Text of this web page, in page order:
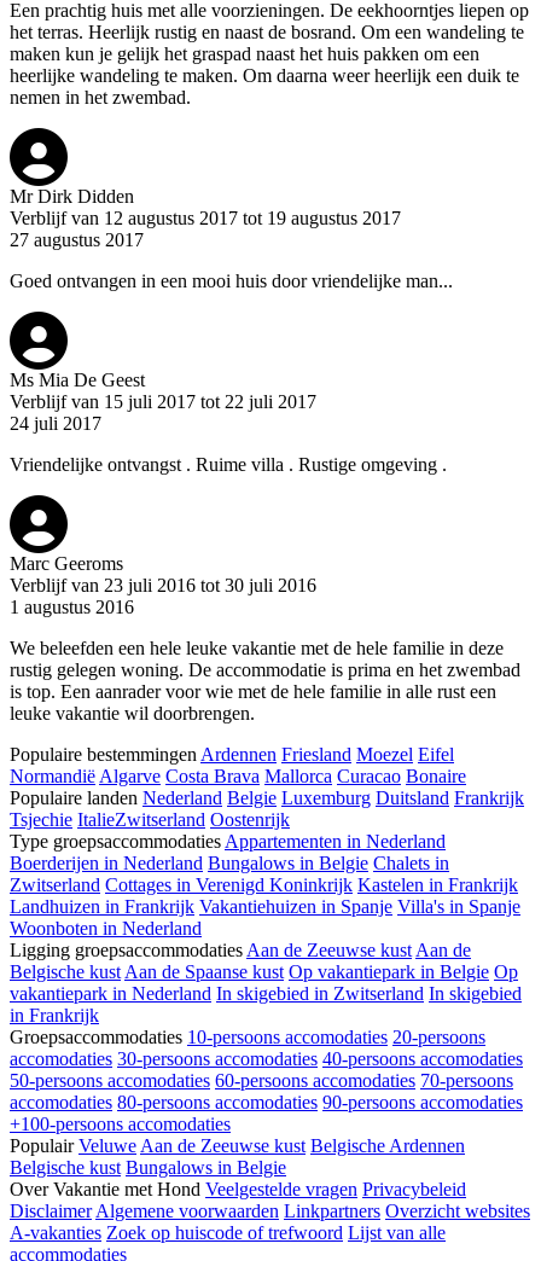
Een prachtig huis met alle voorzieningen. De eekhoorntjes liepen op
het terras. Heerlijk rustig en naast de bosrand. Om een wandeling te
maken kun je gelijk het graspad naast het huis pakken om een
heerlijke wandeling te maken. Om daarna weer heerlijk een duik te
nemen in het zwembad.
Mr Dirk Didden
Verblijf van 12 augustus 2017 tot 19 augustus 2017
27 augustus 2017
Goed ontvangen in een mooi huis door vriendelijke man...
Ms Mia De Geest
Verblijf van 15 juli 2017 tot 22 juli 2017
24 juli 2017
Vriendelijke ontvangst . Ruime villa . Rustige omgeving .
Marc Geeroms
Verblijf van 23 juli 2016 tot 30 juli 2016
1 augustus 2016
We beleefden een hele leuke vakantie met de hele familie in deze
rustig gelegen woning. De accommodatie is prima en het zwembad
is top. Een aanrader voor wie met de hele familie in alle rust een
leuke vakantie wil doorbrengen.
Populaire bestemmingen Ardennen Friesland Moezel Eifel
Normandië Algarve Costa Brava Mallorca Curacao Bonaire
Populaire landen Nederland Belgie Luxemburg Duitsland Frankrijk
Tsjechie ItalieZwitserland Oostenrijk
Type groepsaccommodaties Appartementen in Nederland
Boerderijen in Nederland Bungalows in Belgie Chalets in
Zwitserland Cottages in Verenigd Koninkrijk Kastelen in Frankrijk
Landhuizen in Frankrijk Vakantiehuizen in Spanje Villa's in Spanje
Woonboten in Nederland
Ligging groepsaccommodaties Aan de Zeeuwse kust Aan de
Belgische kust Aan de Spaanse kust Op vakantiepark in Belgie Op
vakantiepark in Nederland In skigebied in Zwitserland In skigebied
in Frankrijk
Groepsaccommodaties 10-persoons accomodaties 20-persoons
accomodaties 30-persoons accomodaties 40-persoons accomodaties
50-persoons accomodaties 60-persoons accomodaties 70-persoons
accomodaties 80-persoons accomodaties 90-persoons accomodaties
+100-persoons accomodaties
Populair Veluwe Aan de Zeeuwse kust Belgische Ardennen
Belgische kust Bungalows in Belgie
Over Vakantie met Hond Veelgestelde vragen Privacybeleid
Disclaimer Algemene voorwaarden Linkpartners Overzicht websites
A-vakanties Zoek op huiscode of trefwoord Lijst van alle
accommodaties